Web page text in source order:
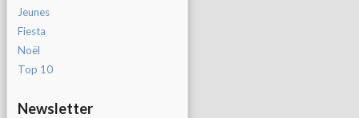
Jeunes
Fiesta
Noël
Top 10
Newsletter